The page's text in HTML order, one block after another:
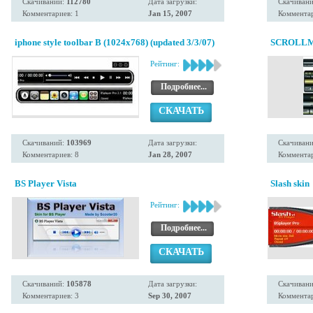
Комментариев: 1
Jan 15, 2007
iphone style toolbar B (1024x768) (updated 3/3/07)
Рейтинг:
Подробнее...
СКАЧАТЬ
Скачиваний: 103969
Комментариев: 8
Дата загрузки:
Jan 28, 2007
BS Player Vista
Рейтинг:
Подробнее...
СКАЧАТЬ
Скачиваний: 105878
Комментариев: 3
Дата загрузки:
Sep 30, 2007
Slash skin